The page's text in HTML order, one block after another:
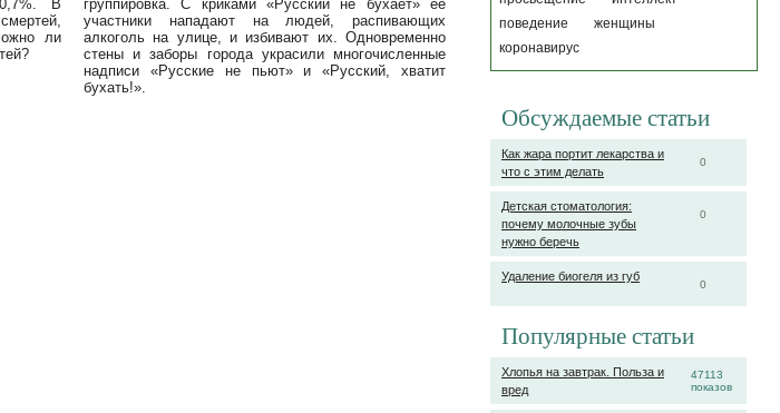
поведение
женщины
коронавирус
Обсуждаемые статьи
0
Как жара портит лекарства и
что с этим делать
0
Детская стоматология:
почему молочные зубы
нужно беречь
0
Удаление биогеля из губ
Популярные статьи
47113
показов
Хлопья на завтрак. Польза и
вред
В
ли
группировка. С криками «Русский не бухает» ее
участники нападают на людей, распивающих
алкоголь на улице, и избивают их. Одновременно
стены и заборы города украсили многочисленные
надписи «Русские не пьют» и «Русский, хватит
бухать!».